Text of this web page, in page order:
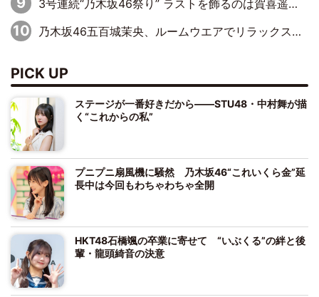
3号連続“乃木坂46祭り” ラストを飾るのは賀喜遥香…5年ぶりの登場に「5年分大人になった私を見ていただけたら」
乃木坂46五百城茉央、ルームウエアでリラックス「今回のグラビアを見て成長を感じていただけるとうれしい」
PICK UP
ステージが一番好きだから――STU48・中村舞が描
く“これからの私”
プニプニ扇風機に騒然 乃木坂46“これいくら金”延
長中は今回もわちゃわちゃ全開
HKT48石橋颯の卒業に寄せて “いぶくる”の絆と後
輩・龍頭綺音の決意